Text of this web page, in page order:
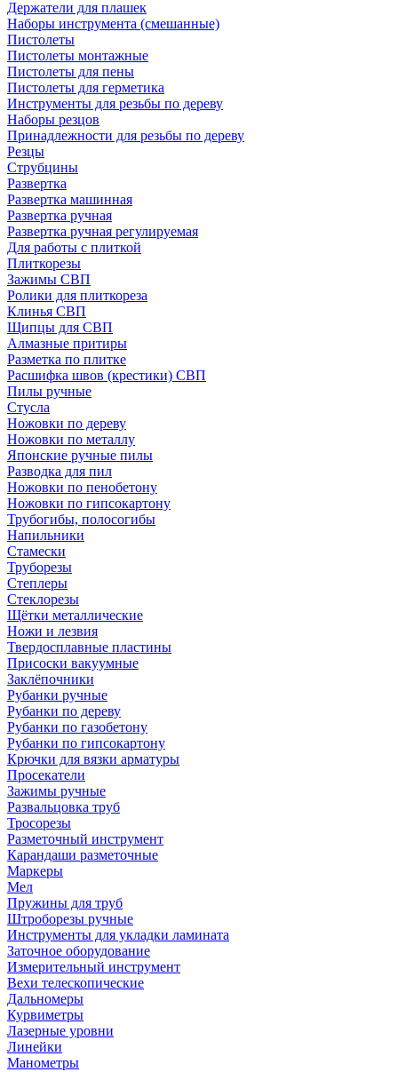
Держатели для плашек
Наборы инструмента (смешанные)
Пистолеты
Пистолеты монтажные
Пистолеты для пены
Пистолеты для герметика
Инструменты для резьбы по дереву
Наборы резцов
Принадлежности для резьбы по дереву
Резцы
Струбцины
Развертка
Развертка машинная
Развертка ручная
Развертка ручная регулируемая
Для работы с плиткой
Плиткорезы
Зажимы СВП
Ролики для плиткореза
Клинья СВП
Щипцы для СВП
Алмазные притиры
Разметка по плитке
Расшифка швов (крестики) СВП
Пилы ручные
Стусла
Ножовки по дереву
Ножовки по металлу
Японские ручные пилы
Разводка для пил
Ножовки по пенобетону
Ножовки по гипсокартону
Трубогибы, полосогибы
Напильники
Стамески
Труборезы
Степлеры
Стеклорезы
Щётки металлические
Ножи и лезвия
Твердосплавные пластины
Присоски вакуумные
Заклёпочники
Рубанки ручные
Рубанки по дереву
Рубанки по газобетону
Рубанки по гипсокартону
Крючки для вязки арматуры
Просекатели
Зажимы ручные
Развальцовка труб
Тросорезы
Разметочный инструмент
Карандаши разметочные
Маркеры
Мел
Пружины для труб
Штроборезы ручные
Инструменты для укладки ламината
Заточное оборудование
Измерительный инструмент
Вехи телескопические
Дальномеры
Курвиметры
Лазерные уровни
Линейки
Манометры